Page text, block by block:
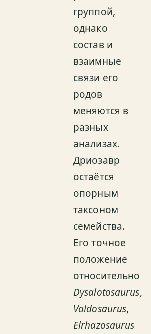
группой,
однако
состав и
взаимные
связи его
родов
меняются в
разных
анализах.
Дриозавр
остаётся
опорным
таксоном
семейства.
Его точное
положение
относительно
Dysalotosaurus,
Valdosaurus,
Elrhazosaurus